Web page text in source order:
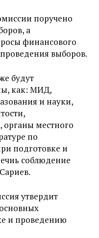
поручено
а
финансового
выборов.
будут
как: МИД,
и науки,
органы местного
по
подготовке и
соблюдение
утвердит
и проведению